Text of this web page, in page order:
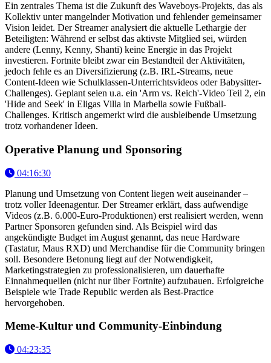
Ein zentrales Thema ist die Zukunft des Waveboys-Projekts, das als
Kollektiv unter mangelnder Motivation und fehlender gemeinsamer
Vision leidet. Der Streamer analysiert die aktuelle Lethargie der
Beteiligten: Während er selbst das aktivste Mitglied sei, würden
andere (Lenny, Kenny, Shanti) keine Energie in das Projekt
investieren. Fortnite bleibt zwar ein Bestandteil der Aktivitäten,
jedoch fehle es an Diversifizierung (z.B. IRL-Streams, neue
Content-Ideen wie Schulklassen-Unterrichtsvideos oder Babysitter-
Challenges). Geplant seien u.a. ein 'Arm vs. Reich'-Video Teil 2, ein
'Hide and Seek' in Eligas Villa in Marbella sowie Fußball-
Challenges. Kritisch angemerkt wird die ausbleibende Umsetzung
trotz vorhandener Ideen.
Operative Planung und Sponsoring
04:16:30
Planung und Umsetzung von Content liegen weit auseinander –
trotz voller Ideenagentur. Der Streamer erklärt, dass aufwendige
Videos (z.B. 6.000-Euro-Produktionen) erst realisiert werden, wenn
Partner Sponsoren gefunden sind. Als Beispiel wird das
angekündigte Budget im August genannt, das neue Hardware
(Tastatur, Maus RXD) und Merchandise für die Community bringen
soll. Besondere Betonung liegt auf der Notwendigkeit,
Marketingstrategien zu professionalisieren, um dauerhafte
Einnahmequellen (nicht nur über Fortnite) aufzubauen. Erfolgreiche
Beispiele wie Trade Republic werden als Best-Practice
hervorgehoben.
Meme-Kultur und Community-Einbindung
04:23:35